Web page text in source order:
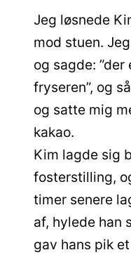
Jeg løsnede
mod stuen.
og sagde:
fryseren”, og
og satte mig
kakao.
Kim lagde sig
fosterstilling,
timer senere
af, hylede han
gav hans pik